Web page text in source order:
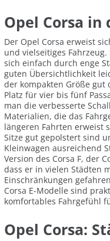
Opel Corsa in
Der Opel Corsa erweist
und vielseitiges
sich einfach durch enge
guten Übersichtlichkeit
der kompakten Größe
Platz für vier bis fünf
man die verbesserte
Materialien, die das
längeren Fahrten erweist
Sitze gut gepolstert sind
Kleinwagen ausreichend
Version des Corsa F, der
dass er in vielen Städten
Einschränkungen
Corsa E-Modelle sind
komfortables Fahrgefühl
Opel Corsa: